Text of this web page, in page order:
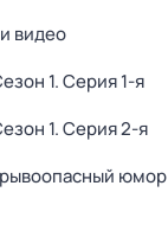
видео
1. Серия 1-я
1. Серия 2-я
юмор